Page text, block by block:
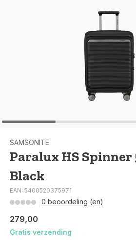
SAMSONITE
Paralux HS Spinner
Black
EAN: 5400520375971
0 beoordeling (en)
279,00
Gratis verzending